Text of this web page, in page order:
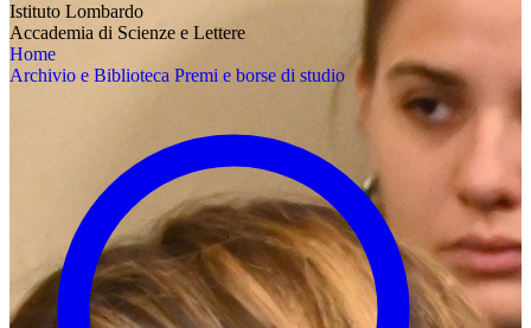
Istituto Lombardo
Accademia di Scienze e Lettere
Home
Archivio e Biblioteca Premi e borse di studio